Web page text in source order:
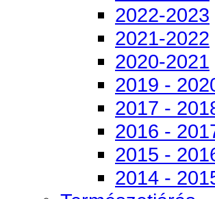
2022-2023
2021-2022
2020-2021
2019 -
2017 -
2016 -
2015 -
2014 -